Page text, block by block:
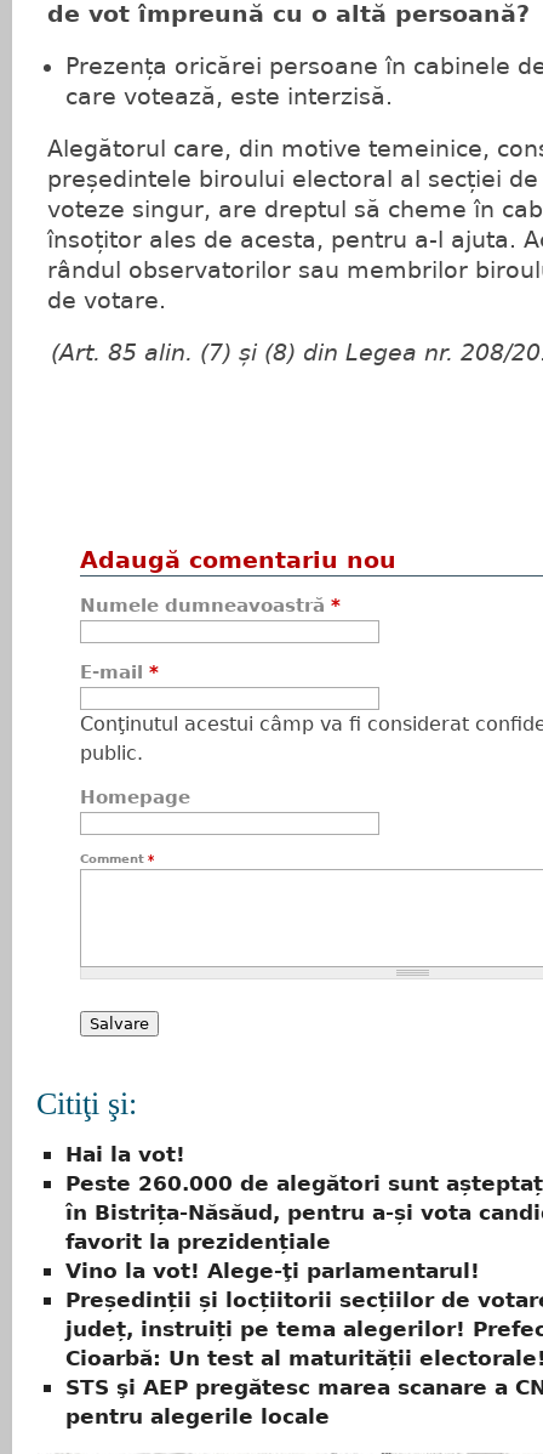
de vot împreună cu o altă persoană?
Prezența oricărei persoane în cabinele
care votează, este interzisă.
Alegătorul care, din motive temeinice,
președintele biroului electoral al secției
voteze singur, are dreptul să cheme în
însoțitor ales de acesta, pentru a-l ajuta.
rândul observatorilor sau membrilor
de votare.
(Art. 85 alin. (7) și (8) din Legea nr. 208/
Adaugă comentariu nou
Numele dumneavoastră *
E-mail *
Conţinutul acestui câmp va fi considerat
public.
Homepage
Comment *
Citiţi şi:
Hai la vot!
Peste 260.000 de alegători sunt
în Bistrița-Năsăud, pentru a-și vota
favorit la prezidențiale
Vino la vot! Alege-ţi parlamentarul!
Președinții și locțiitorii secțiilor de
județ, instruiți pe tema alegerilor!
Cioarbă: Un test al maturității
STS şi AEP pregătesc marea scanare a
pentru alegerile locale